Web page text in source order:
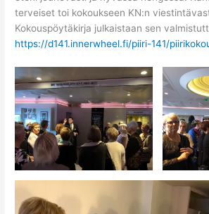
terveiset toi kokoukseen KN:n
Kokouspöytäkirja julkaistaan sen
https://d141.innerwheel.fi/piiri-141/